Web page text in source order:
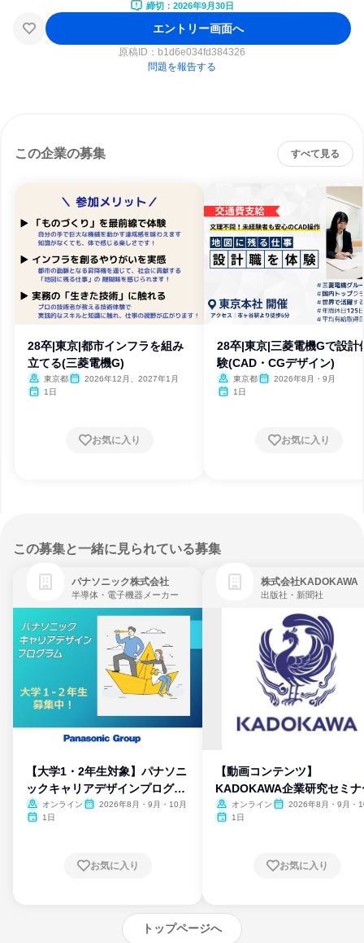
締切：2026年9月30日
エントリー画面へ
原稿ID： b1d6e034fd384326
問題を報告する
この企業の募集 すべて見る
28卒|東京|都市インフラを組み
立てる(三菱電機G)
東京都
2026年12月、2027年1月
1日
お気に入り
28卒|東京|三菱電機Gで設計
験(CAD・CGデザイン)
東京都
2026年8月・9月
1日
お気に入り
この募集と一緒に見られている募集
パナソニック株式会社
半導体・電子機器メーカー
【大学1・2年生対象】パナソニ
ックキャリアデザインプログラ
ム
オンライン
2026年8月・9月・10月
1日
お気に入り
株式会社KADOKAWA
出版社・新聞社
【動画コンテンツ】
KADOKAWA企業研究セミナ
オンライン
2026年8月・9月・
1日
お気に入り
トップページへ